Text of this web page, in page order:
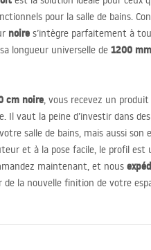
pour la salle de bains.
noire s’intègre parfaitement à
longueur universelle de 1200 mm
cm noire, vous recevez un
Il vaut la peine d’investir dans
salle de bains, mais aussi son
et à la pose facile, le profil est
maintenant, et nous
la nouvelle finition de votre